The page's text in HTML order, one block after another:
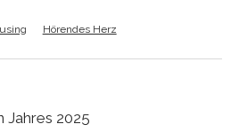
Hörendes Herz
Jahres 2025